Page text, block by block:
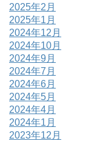
2025年2月
2025年1月
2024年12月
2024年10月
2024年9月
2024年7月
2024年6月
2024年5月
2024年4月
2024年1月
2023年12月